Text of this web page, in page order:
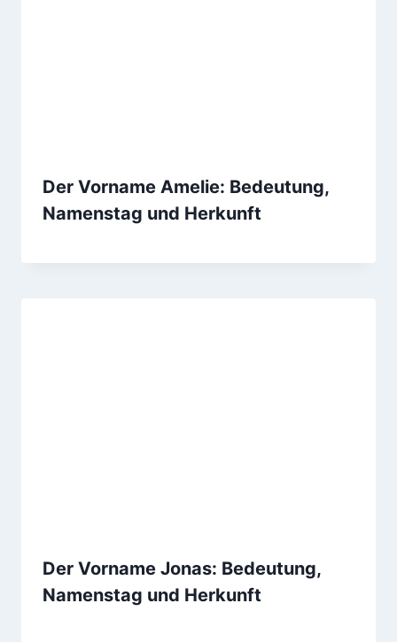
Der Vorname Amelie: Bedeutung,
Namenstag und Herkunft
Der Vorname Jonas: Bedeutung,
Namenstag und Herkunft